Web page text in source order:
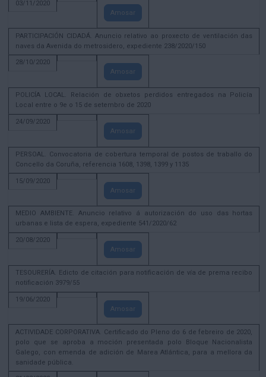
03/11/2020
Amosar
PARTICIPACIÓN CIDADÁ. Anuncio relativo ao proxecto de ventilación das
naves da Avenida do metrosidero, expediente 238/2020/150
28/10/2020
Amosar
POLICÍA LOCAL. Relación de obxetos perdidos entregados na Policía
Local entre o 9e o 15 de setembro de 2020
24/09/2020
Amosar
PERSOAL. Convocatoria de cobertura temporal de postos de traballo do
Concello da Coruña, referencia 1608, 1398, 1399 y 1135
15/09/2020
Amosar
MEDIO AMBIENTE. Anuncio relativo á autorización do uso das hortas
urbanas e lista de espera, expediente 541/2020/62
20/08/2020
Amosar
TESOURERÍA. Edicto de citación para notificación de vía de prema recibo
notificación 3979/55
19/06/2020
Amosar
ACTIVIDADE CORPORATIVA. Certificado do Pleno do 6 de febreiro de 2020,
polo que se aproba a moción presentada polo Bloque Nacionalista
Galego, con emenda de adición de Marea Atlántica, para a mellora da
sanidade pública.